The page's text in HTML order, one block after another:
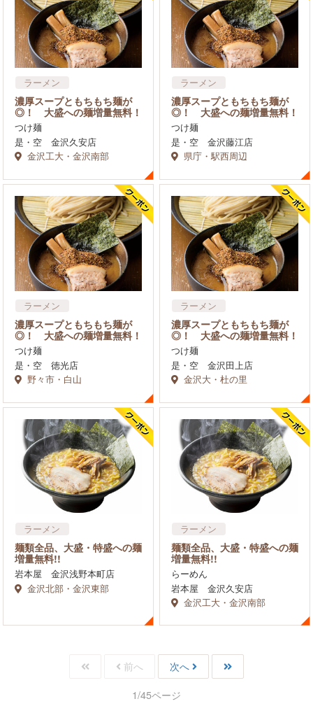
ラーメン
濃厚スープともちもち麺が
◎！ 大盛への麺増量無料！
つけ麺
是・空 金沢久安店
金沢工大・金沢南部
ラーメン
濃厚スープともちもち麺が
◎！ 大盛への麺増量無料！
つけ麺
是・空 金沢藤江店
県庁・駅西周辺
ラーメン
濃厚スープともちもち麺が
◎！ 大盛への麺増量無料！
つけ麺
是・空 徳光店
野々市・白山
ラーメン
濃厚スープともちもち麺が
◎！ 大盛への麺増量無料！
つけ麺
是・空 金沢田上店
金沢大・杜の里
ラーメン
麺類全品、大盛・特盛への麺
増量無料!!
岩本屋 金沢浅野本町店
金沢北部・金沢東部
ラーメン
麺類全品、大盛・特盛への麺
増量無料!!
らーめん
岩本屋 金沢久安店
金沢工大・金沢南部
前へ 次へ
1/45ページ